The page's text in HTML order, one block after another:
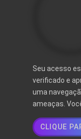
Seu acesso
verificado e
uma
ameaças.
CLIQUE